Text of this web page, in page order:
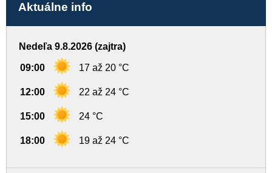
Aktuálne info
Nedeľa 9.8.2026 (zajtra)
09:00 17 až 20 °C
12:00 22 až 24 °C
15:00 24 °C
18:00 19 až 24 °C